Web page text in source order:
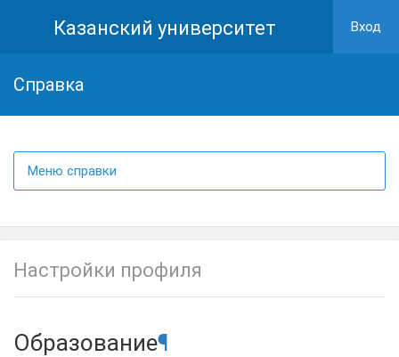
Казанский университет Вход
Cправка
Меню справки
Настройки профиля
Образование¶